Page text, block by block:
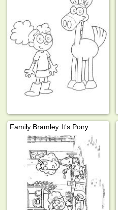
Family Bramley It's Pony